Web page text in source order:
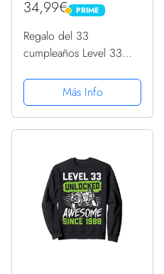
34,99€ PRIME
PRIME
Regalo del 33
cumpleaños Level 33
1988 Sudadera con
Capucha
Más Info